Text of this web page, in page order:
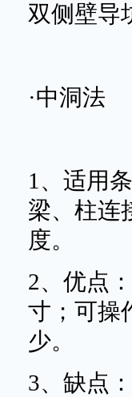
双侧壁导
·中洞法
1、适用
梁、柱连
度。
2、优点
寸；可操
少。
3、缺点